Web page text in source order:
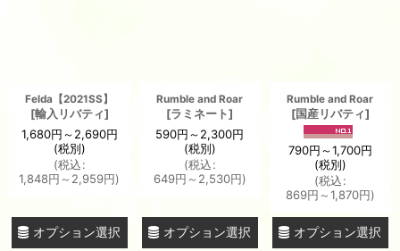
Felda【2021SS】
[輸入リバティ]
1,680円～2,690円
(税別)
(税込:
1,848円 ～2,959円)
オプション選択
Rumble and Roar
[ラミネート]
590円～2,300円
(税別)
(税込:
649円 ～2,530円)
オプション選択
Rumble and Roar
[国産リバティ]
790円～1,700円
(税別)
(税込:
869円 ～1,870円)
オプション選択